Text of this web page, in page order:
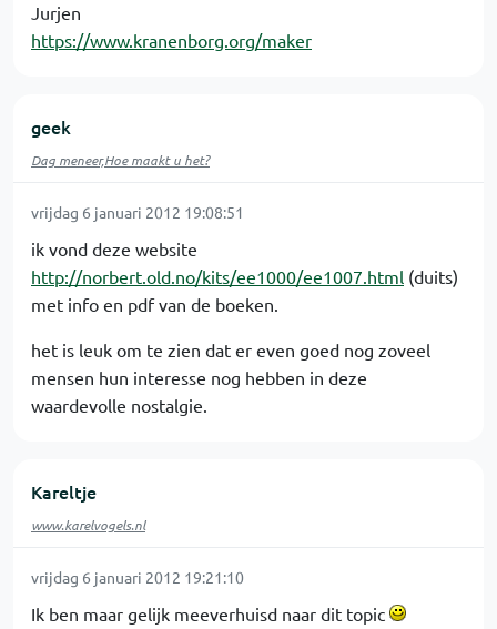
Jurjen
https://www.kranenborg.org/maker
geek
Dag meneer,Hoe maakt u het?
vrijdag 6 januari 2012 19:08:51
ik vond deze website
http://norbert.old.no/kits/ee1000/ee1007.html (duits)
met info en pdf van de boeken.
het is leuk om te zien dat er even goed nog zoveel
mensen hun interesse nog hebben in deze
waardevolle nostalgie.
Kareltje
www.karelvogels.nl
vrijdag 6 januari 2012 19:21:10
Ik ben maar gelijk meeverhuisd naar dit topic